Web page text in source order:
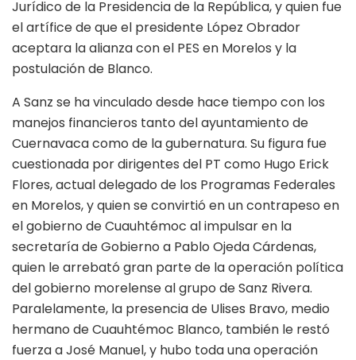
Jurídico de la Presidencia de la República, y quien fue
el artífice de que el presidente López Obrador
aceptara la alianza con el PES en Morelos y la
postulación de Blanco.
A Sanz se ha vinculado desde hace tiempo con los
manejos financieros tanto del ayuntamiento de
Cuernavaca como de la gubernatura. Su figura fue
cuestionada por dirigentes del PT como Hugo Erick
Flores, actual delegado de los Programas Federales
en Morelos, y quien se convirtió en un contrapeso en
el gobierno de Cuauhtémoc al impulsar en la
secretaría de Gobierno a Pablo Ojeda Cárdenas,
quien le arrebató gran parte de la operación política
del gobierno morelense al grupo de Sanz Rivera.
Paralelamente, la presencia de Ulises Bravo, medio
hermano de Cuauhtémoc Blanco, también le restó
fuerza a José Manuel, y hubo toda una operación